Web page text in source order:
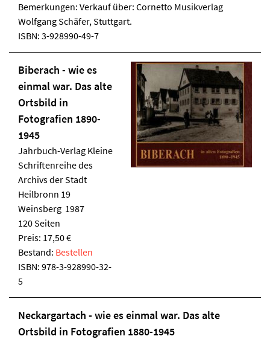
Bemerkungen: Verkauf über: Cornetto Musikverlag
Wolfgang Schäfer, Stuttgart.
ISBN: 3-928990-49-7
Biberach - wie es
einmal war. Das alte
Ortsbild in
Fotografien 1890-
1945
Jahrbuch-Verlag Kleine
Schriftenreihe des
Archivs der Stadt
Heilbronn 19
Weinsberg 1987
120 Seiten
Preis: 17,50 €
Bestand: Bestellen
ISBN: 978-3-928990-32-
5
Neckargartach - wie es einmal war. Das alte
Ortsbild in Fotografien 1880-1945